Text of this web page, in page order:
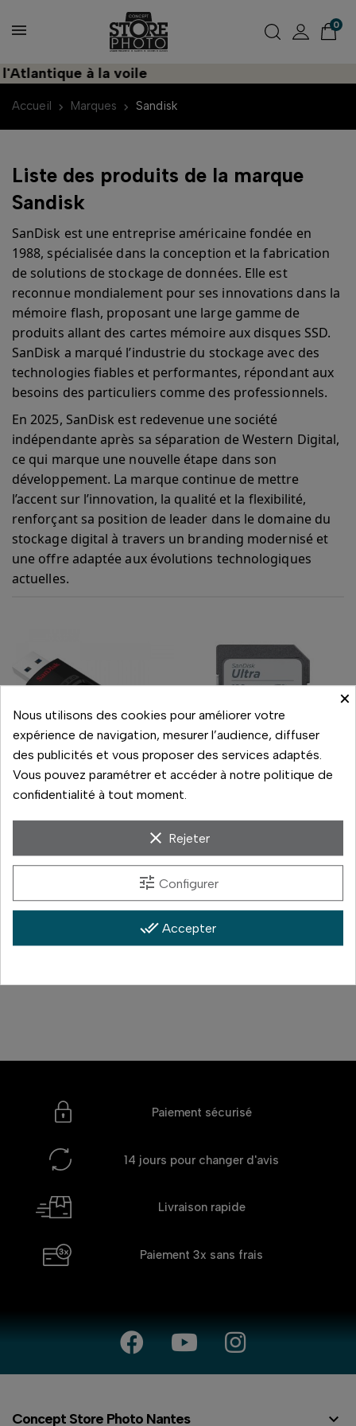
0
à la voile
Accueil Marques Sandisk
Liste des produits de la marque
Sandisk
SanDisk est une entreprise américaine fondée en
1988, spécialisée dans la conception et la fabrication
de solutions de stockage de données. Elle est
reconnue mondialement pour ses innovations dans la
mémoire flash, proposant une large gamme de
produits allant des cartes mémoire aux disques SSD.
SanDisk a marqué l’industrie du stockage avec des
technologies fiables et performantes, répondant aux
besoins des particuliers comme des professionnels.
En 2025, SanDisk est redevenue une société
indépendante après sa séparation de Western Digital,
ce qui marque une nouvelle étape dans son
développement. La marque continue de mettre
l’accent sur l’innovation, la qualité et la flexibilité,
renforçant sa position de leader dans le domaine du
stockage digital à travers un branding modernisé et
une offre adaptée aux évolutions technologiques
actuelles.
CLÉ USB ULTRA 16 GO
En stock
CARTE SD ULTRA UHS-I
En stock
Paiement sécurisé
14 jours pour changer d'avis
Livraison rapide
Paiement 3x sans frais
Concept Store Photo Nantes 
×
Nous utilisons des cookies pour améliorer votre
expérience de navigation, mesurer l’audience, diffuser
des publicités et vous proposer des services adaptés.
Vous pouvez paramétrer et accéder à notre politique de
confidentialité à tout moment.
clear Rejeter
tune Configurer
done_all Accepter